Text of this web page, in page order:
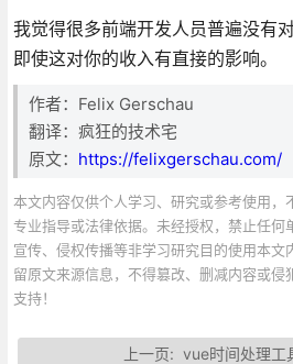
我觉得很多前端开发人员普遍没有
即使这对你的收入有直接的影响。
作者：Felix Gerschau
翻译：疯狂的技术宅
原文： https://felixgerschau.com/
本文内容仅供个人学习、研究或参考使用，
专业指导或法律依据。未经授权，禁止任何
宣传、侵权传播等非学习研究目的使用本文
留原文来源信息，不得篡改、删减内容或侵
支持！
上一页:vue时间处理工